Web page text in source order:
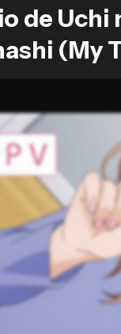
de Uchi
(My